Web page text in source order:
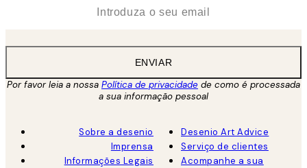
ENVIAR
Por favor leia a nossa Política de privacidade de como é processada
a sua informação pessoal
Sobre a desenio
Imprensa
Informações Legais
Desenio Art Advice
Serviço de clientes
Acompanhe a sua